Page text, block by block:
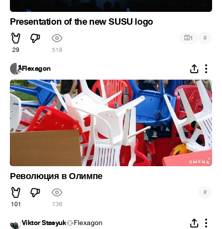
Presentation of the new SUSU logo
29 518
1 #
Flexagon
Революция в Олимпе
101 736
#
Viktor Stasyuk Flexagon